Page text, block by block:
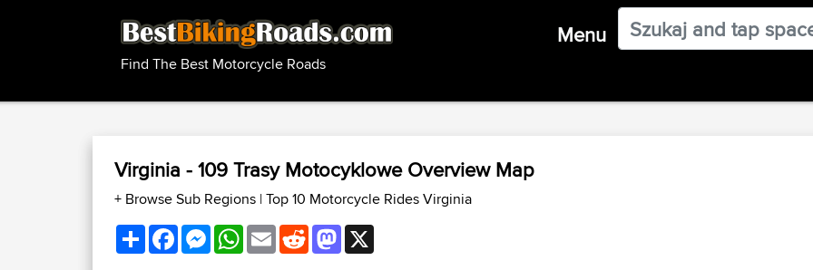
Find The Best Motorcycle Roads
Menu
Virginia - 109 Trasy Motocyklowe Overview Map
+ Browse Sub Regions |Top 10 Motorcycle Rides Virginia
ShareFacebookMessenger
WhatsApp
EmailRedditMastodon